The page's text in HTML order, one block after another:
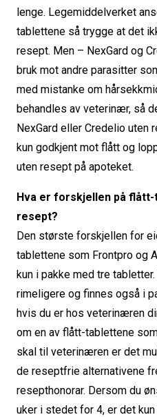
lenge. Legemiddelverket
tablettene så trygge at det
resept. Men – NexGard og
bruk mot andre parasitter
med mistanke om
behandles av veterinær, så
NexGard eller Credelio uten
kun godkjent mot flått og
uten resept på apoteket.
Hva er forskjellen på
resept?
Den største forskjellen for
tablettene som Frontpro og
kun i pakke med tre
rimeligere og finnes også i
hvis du er hos veterinæren
om en av flått-tablettene
skal til veterinæren er det
de reseptfrie alternativene
resepthonorar. Dersom du
uker i stedet for 4, er det